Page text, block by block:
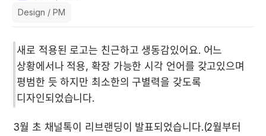
Design / PM
새로 적용된 로고는 친근하고 생동감있어요. 어느
상황에서나 적용, 확장 가능한 시각 언어를 갖고있으며
평범한 듯 하지만 최소한의 구별력을 갖도록
디자인되었습니다.
3월 초 채널톡이 리브랜딩이 발표되었습니다.(2월부터